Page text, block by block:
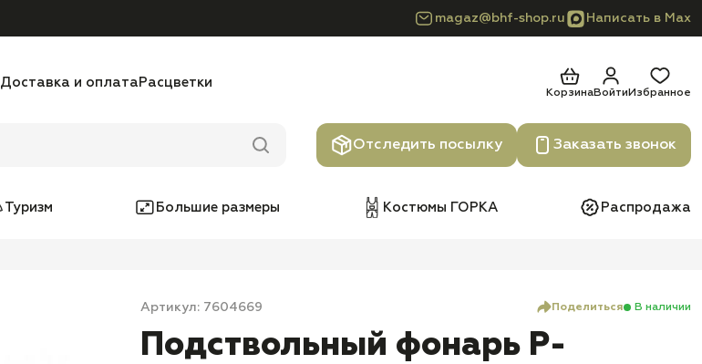
magaz@bhf-shop.ru Написать в Max
Доставка и оплата Расцветки
КорзинаВойти Избранное
Отследить посылку Заказать звонок
Туризм Большие размеры Костюмы ГОРКА Распродажа
Артикул: 7604669 Поделиться В наличии
Подствольный фонарь P-